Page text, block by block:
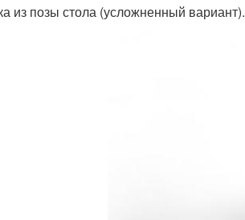
из позы стола (усложненный вариант).